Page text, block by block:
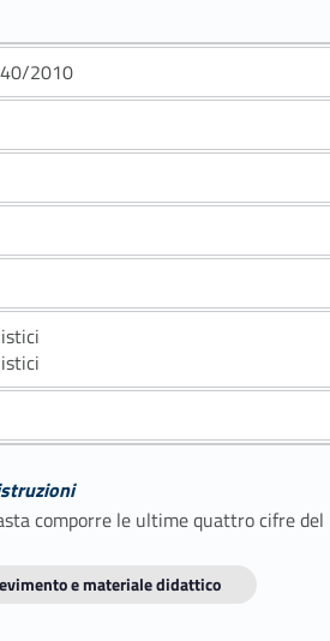
2010
comporre le ultime quattro cifre del
e materiale didattico